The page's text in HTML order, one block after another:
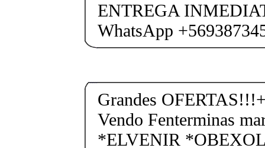
ENTREGA
WhatsApp
Grandes
Vendo Fenterminas
*ELVENIR